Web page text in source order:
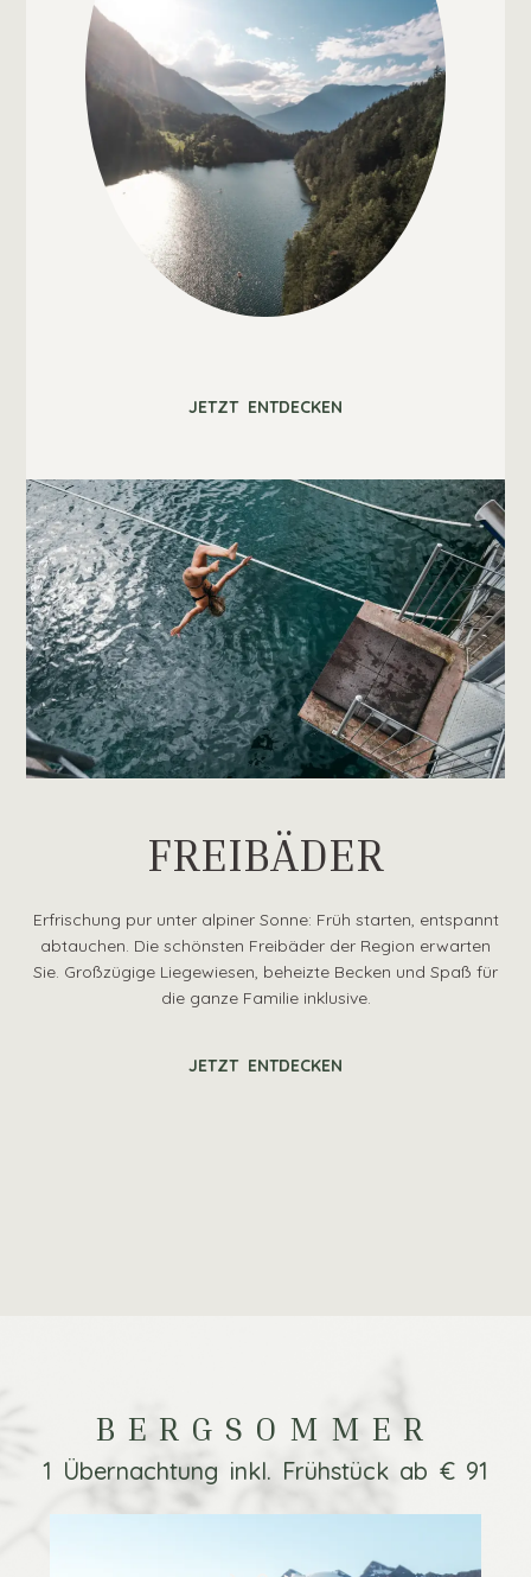
JETZT ENTDECKEN
FREIBÄDER
Erfrischung pur unter alpiner Sonne: Früh starten, entspannt
abtauchen. Die schönsten Freibäder der Region erwarten
Sie. Großzügige Liegewiesen, beheizte Becken und Spaß für
die ganze Familie inklusive.
JETZT ENTDECKEN
BERGSOMMER
1 Übernachtung inkl. Frühstück ab € 91